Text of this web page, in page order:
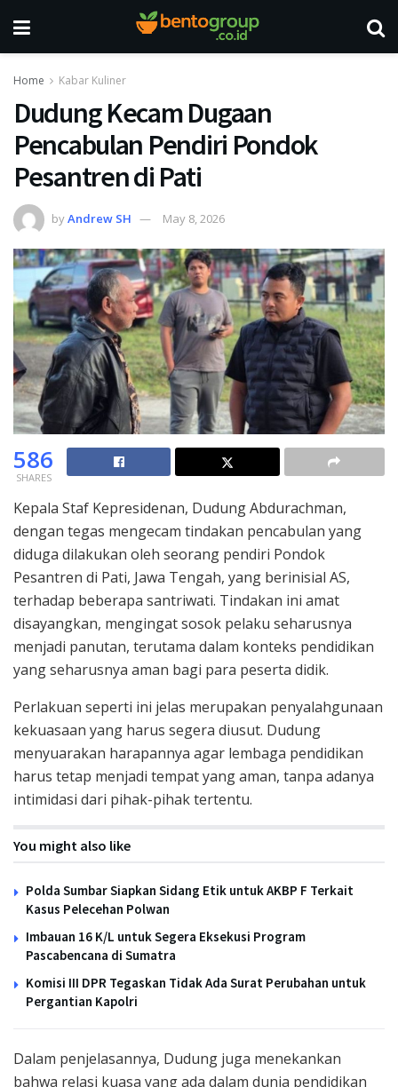
Home Kabar Kuliner
Dudung Kecam Dugaan
Pencabulan Pendiri Pondok
Pesantren di Pati
byAndrew SH May 8, 2026
586
SHARES
Kepala Staf Kepresidenan, Dudung Abdurachman,
dengan tegas mengecam tindakan pencabulan yang
diduga dilakukan oleh seorang pendiri Pondok
Pesantren di Pati, Jawa Tengah, yang berinisial AS,
terhadap beberapa santriwati. Tindakan ini amat
disayangkan, mengingat sosok pelaku seharusnya
menjadi panutan, terutama dalam konteks pendidikan
yang seharusnya aman bagi para peserta didik.
Perlakuan seperti ini jelas merupakan penyalahgunaan
kekuasaan yang harus segera diusut. Dudung
menyuarakan harapannya agar lembaga pendidikan
harus tetap menjadi tempat yang aman, tanpa adanya
intimidasi dari pihak-pihak tertentu.
You might also like
Polda Sumbar Siapkan Sidang Etik untuk AKBP F Terkait
Kasus Pelecehan Polwan
Imbauan 16 K/L untuk Segera Eksekusi Program
Pascabencana di Sumatra
Komisi III DPR Tegaskan Tidak Ada Surat Perubahan untuk
Pergantian Kapolri
Dalam penjelasannya, Dudung juga menekankan
bahwa relasi kuasa yang ada dalam dunia pendidikan